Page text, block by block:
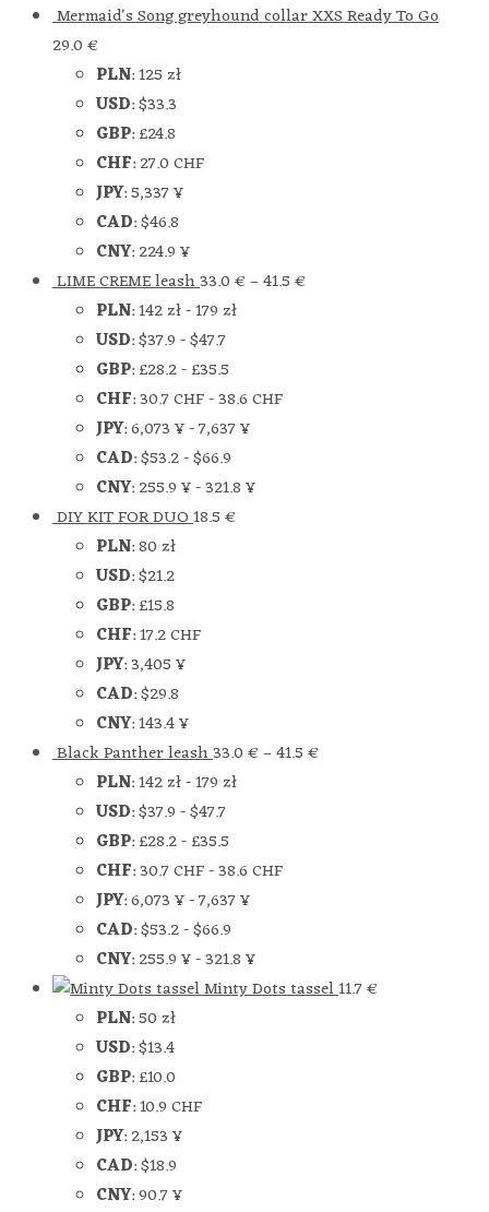
Mermaid's Song greyhound collar XXS Ready To Go
29.0€
PLN:125 zł
USD:$33.3
GBP:£24.8
CHF:27.0 CHF
JPY:5,337 ¥
CAD:$46.8
CNY:224.9 ¥
LIME CREME leash33.0€–41.5€
PLN:142 zł-179 zł
USD:$37.9-$47.7
GBP:£28.2-£35.5
CHF:30.7 CHF-38.6 CHF
JPY:6,073 ¥-7,637 ¥
CAD:$53.2-$66.9
CNY:255.9 ¥-321.8 ¥
DIY KIT FOR DUO18.5€
PLN:80 zł
USD:$21.2
GBP:£15.8
CHF:17.2 CHF
JPY:3,405 ¥
CAD:$29.8
CNY:143.4 ¥
Black Panther leash33.0€–41.5€
PLN:142 zł-179 zł
USD:$37.9-$47.7
GBP:£28.2-£35.5
CHF:30.7 CHF-38.6 CHF
JPY:6,073 ¥-7,637 ¥
CAD:$53.2-$66.9
CNY:255.9 ¥-321.8 ¥
Minty Dots tassel11.7€
PLN:50 zł
USD:$13.4
GBP:£10.0
CHF:10.9 CHF
JPY:2,153 ¥
CAD:$18.9
CNY:90.7 ¥